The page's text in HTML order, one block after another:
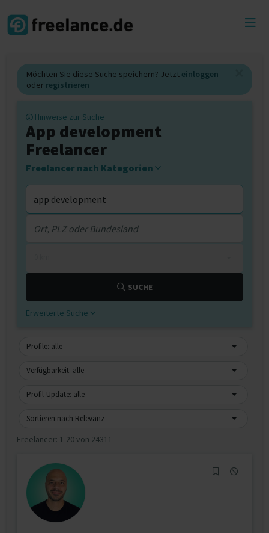
Möchten Sie diese Suche speichern? Jetzt einloggen
oder registrieren
Hinweise zur Suche
App development
Freelancer
Freelancer nach Kategorien
SUCHE
Erweiterte Suche
Profile: alle
Verfügbarkeit: alle
Profil-Update: alle
Sortieren nach Relevanz
Freelancer: 1-20 von 24311